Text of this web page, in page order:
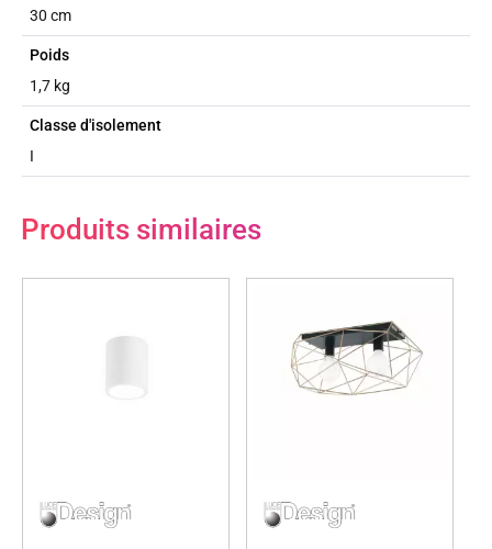
30 cm
Poids
1,7 kg
Classe d'isolement
I
Produits similaires